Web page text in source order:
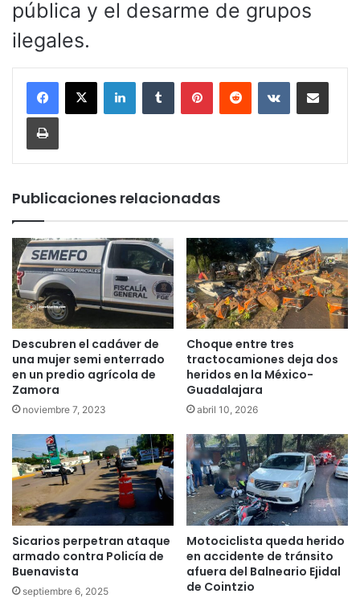
pública y el desarme de grupos
ilegales.
LinkedInTumblr PinterestReddit VKontakteCompartir por
Imprimir
Publicaciones relacionadas
Descubren el cadáver de
una mujer semi enterrado
en un predio agrícola de
Zamora
noviembre 7, 2023
Choque entre tres
tractocamiones deja dos
heridos en la México-
Guadalajara
abril 10, 2026
Sicarios perpetran ataque
armado contra Policía de
Buenavista
septiembre 6, 2025
Motociclista queda herido
en accidente de tránsito
afuera del Balneario Ejidal
de Cointzio